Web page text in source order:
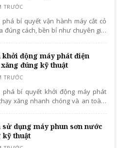
phá bí quyết vận hành máy cắt cỏ
đúng cách, bền bỉ như chuyên gia.
khởi động máy phát điện
xăng đúng kỹ thuật
phá bí quyết khởi động máy phát
xăng nhanh chóng và an toàn.
sử dụng máy phun sơn nước
kỹ thuật